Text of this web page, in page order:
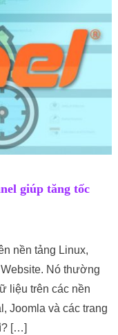
giúp tăng tốc
nền tảng Linux,
Nó thường
liệu trên các nền
Joomla và các trang
[…]